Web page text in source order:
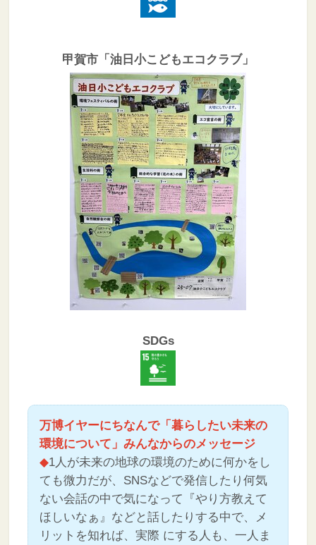
甲賀市「油日小こどもエコクラブ」
SDGs
万博イヤーにちなんで「暮らしたい未来の
環境について」みんなからのメッセージ
◆1人が未来の地球の環境のために何かをし
ても微力だが、SNSなどで発信したり何気
ない会話の中で気になって『やり方教えて
ほしいなぁ』などと話したりする中で、メ
リットを知れば、実際 にする人も、一人ま